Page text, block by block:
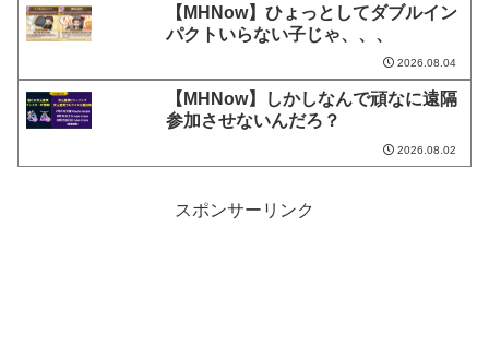
【MHNow】ひょっとしてダブルイン
パクトいらない子じゃ、、、
2026.08.04
【MHNow】しかしなんで頑なに遠隔
参加させないんだろ？
2026.08.02
スポンサーリンク